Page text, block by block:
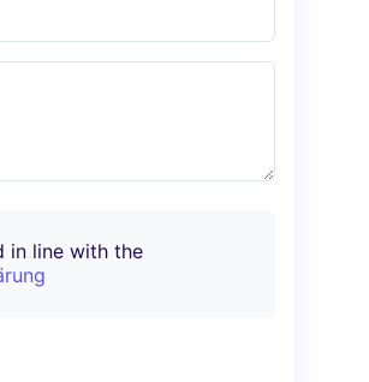
in line with the